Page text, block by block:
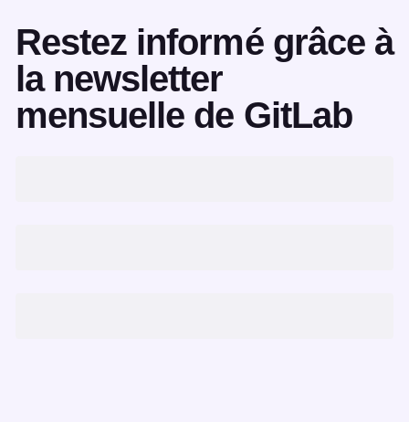
Restez informé grâce à
la newsletter
mensuelle de GitLab